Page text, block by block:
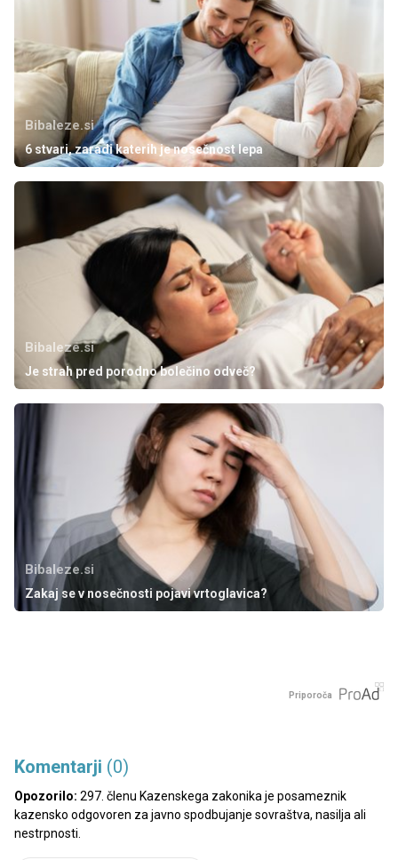
Bibaleze.si
6 stvari, zaradi katerih je nosečnost lepa
Bibaleze.si
Je strah pred porodno bolečino odveč?
Bibaleze.si
Zakaj se v nosečnosti pojavi vrtoglavica?
Priporoča
Komentarji (0)
Opozorilo: 297. členu Kazenskega zakonika je posameznik
kazensko odgovoren za javno spodbujanje sovraštva, nasilja ali
nestrpnosti.